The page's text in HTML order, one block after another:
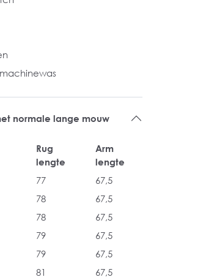
normale lange mouw
Rug
lengte
Arm
lengte
77
67,5
78
67,5
78
67,5
79
67,5
79
67,5
81
67,5